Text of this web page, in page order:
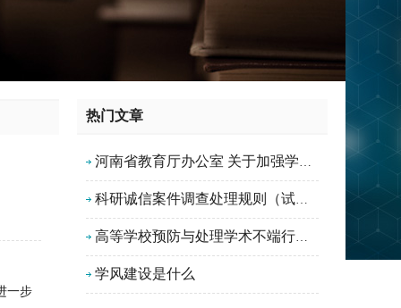
一步
热门文章
河南省教育厅办公室 关于加强学风建设 严肃处理涉嫌违背科研 诚信行为的通知
科研诚信案件调查处理规则（试行）
高等学校预防与处理学术不端行为办法
学风建设是什么